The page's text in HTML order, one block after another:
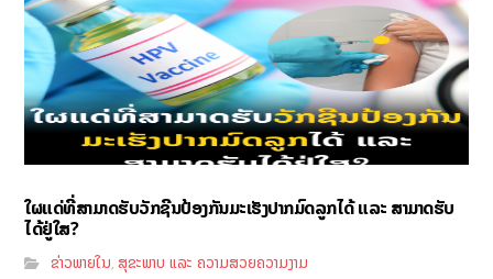
ໃຜແດ່ທີ່ສາມາດຮັບວັກຊີນປ້ອງກັນມະເຮັງປາກມົດລູກໄດ້ ແລະ ສາມາດຮັບ
ໄດ້ຢູ່ໃສ?
ຂ່າວພາຍໃນ,ສຸຂະພາບ ແລະ ຄວາມສວຍຄວາມງາມ